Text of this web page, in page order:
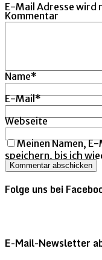
E-Mail Adresse
Kommentar
Name*
E-Mail*
Webseite
Meinen Namen,
speichern, bis ich
Folge uns bei
E-Mail-Newsletter